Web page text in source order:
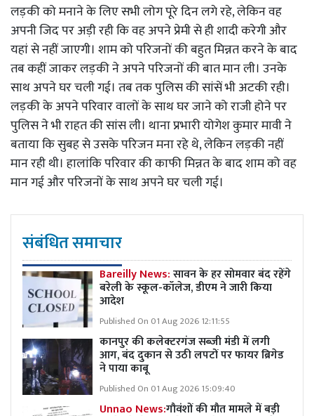
लड़की को मनाने के लिए सभी लोग पूरे दिन लगे रहे, लेकिन वह
अपनी जिद पर अड़ी रही कि वह अपने प्रेमी से ही शादी करेगी और
यहां से नहीं जाएगी। शाम को परिजनों की बहुत मिन्नत करने के बाद
तब कहीं जाकर लड़की ने अपने परिजनों की बात मान ली। उनके
साथ अपने घर चली गई। तब तक पुलिस की सांसें भी अटकी रही।
लड़की के अपने परिवार वालों के साथ घर जाने को राजी होने पर
पुलिस ने भी राहत की सांस ली। थाना प्रभारी योगेश कुमार मावी ने
बताया कि सुबह से उसके परिजन मना रहे थे, लेकिन लड़की नहीं
मान रही थी। हालांकि परिवार की काफी मिन्नत के बाद शाम को वह
मान गई और परिजनों के साथ अपने घर चली गई।
संबंधित समाचार
Bareilly News:सावन के हर सोमवार बंद रहेंगे
बरेली के स्कूल-कॉलेज, डीएम ने जारी किया
आदेश
Published On 01 Aug 2026 12:11:55
कानपुर की कलेक्टरगंज सब्जी मंडी में लगी
आग, बंद दुकान से उठी लपटों पर फायर ब्रिगेड
ने पाया काबू
Published On 01 Aug 2026 15:09:40
Unnao News:गौवंशों की मौत मामले में बड़ी